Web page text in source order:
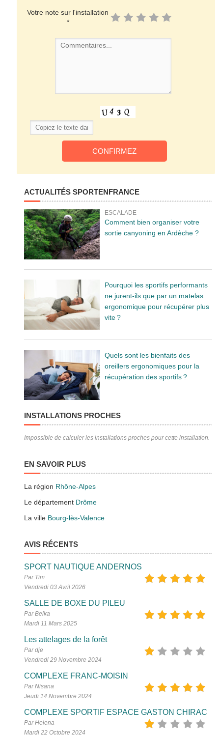
Votre note sur l'installation
*
ACTUALITÉS SPORTENFRANCE
ESCALADE
Comment bien organiser votre
sortie canyoning en Ardèche ?
Pourquoi les sportifs performants
ne jurent-ils que par un matelas
ergonomique pour récupérer plus
vite ?
Quels sont les bienfaits des
oreillers ergonomiques pour la
récupération des sportifs ?
INSTALLATIONS PROCHES
Impossible de calculer les installations proches pour cette installation.
EN SAVOIR PLUS
La région Rhône-Alpes
Le département Drôme
La ville Bourg-lès-Valence
AVIS RÉCENTS
SPORT NAUTIQUE ANDERNOS
Par Tim
Vendredi 03 Avril 2026
SALLE DE BOXE DU PILEU
Par Belka
Mardi 11 Mars 2025
Les attelages de la forêt
Par dje
Vendredi 29 Novembre 2024
COMPLEXE FRANC-MOISIN
Par Nisana
Jeudi 14 Novembre 2024
COMPLEXE SPORTIF ESPACE GASTON CHIRAC
Par Helena
Mardi 22 Octobre 2024